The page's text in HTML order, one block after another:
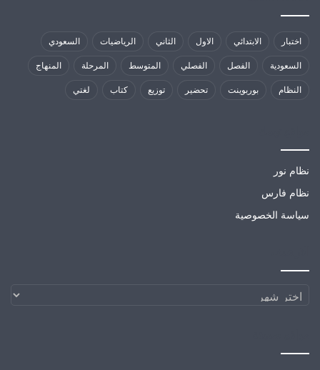
اختبار الابتدائي الاول الثاني الرياضيات السعودي
السعودية الفصل الفصلي المتوسط المرحلة المنهاج
النظام بوربوينت تحضير توزيع كتاب لغتي
نظام نور
نظام فارس
سياسة الخصوصية
الارشيف